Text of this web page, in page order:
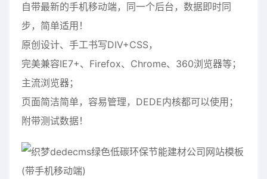
自带最新的手机移动端，同一个后台，数据即时同
步，简单适用！
原创设计、手工书写DIV+CSS，
完美兼容IE7+、Firefox、Chrome、360浏览器等；
主流浏览器；
页面简洁简单，容易管理，DEDE内核都可以使用；
附带测试数据！